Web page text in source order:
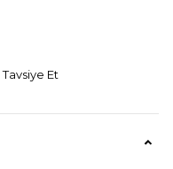
Tavsiye Et